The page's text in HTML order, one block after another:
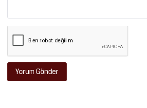
Yorum Gönder